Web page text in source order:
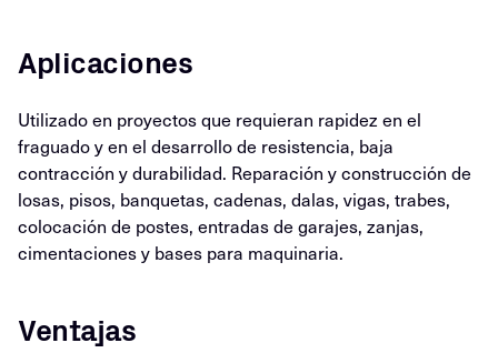
Aplicaciones
Utilizado en proyectos que requieran rapidez en el
fraguado y en el desarrollo de resistencia, baja
contracción y durabilidad. Reparación y construcción de
losas, pisos, banquetas, cadenas, dalas, vigas, trabes,
colocación de postes, entradas de garajes, zanjas,
cimentaciones y bases para maquinaria.
Ventajas